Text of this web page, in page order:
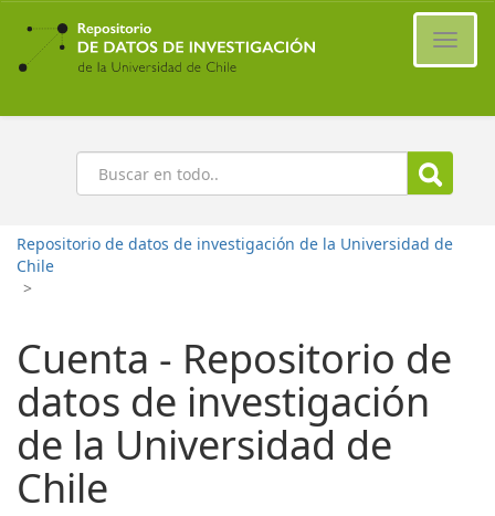
Ir
contenido
principal
Buscar
Repositorio de datos de investigación de la Universidad de
Chile
>
Cuenta - Repositorio de
datos de investigación
de la Universidad de
Chile